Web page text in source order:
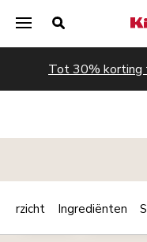
Tot 30% korting
BAKKERIJIngrediënten